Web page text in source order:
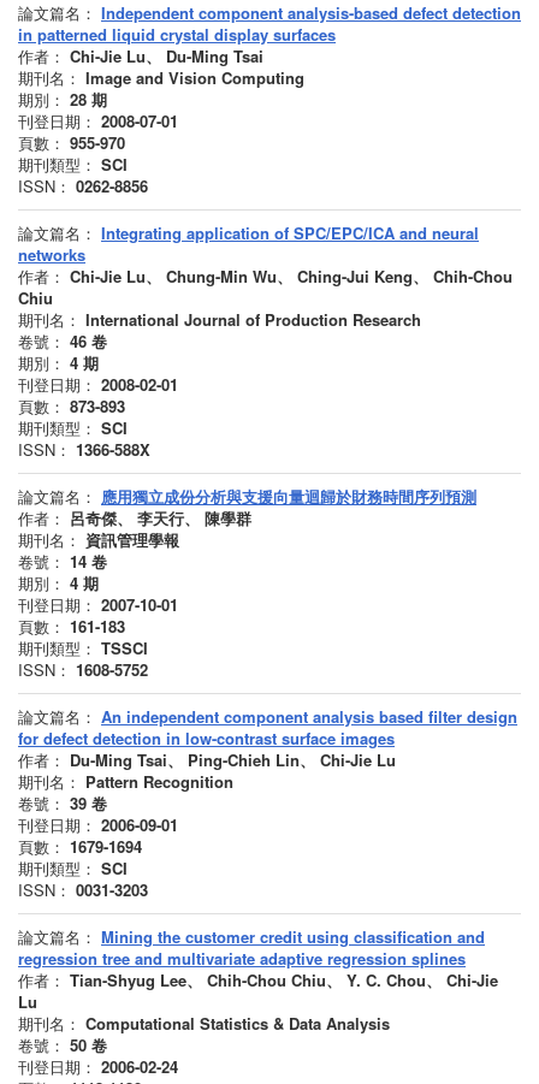
論文篇名： Independent component analysis-based defect detection
in patterned liquid crystal display surfaces
作者： Chi-Jie Lu、 Du-Ming Tsai
期刊名： Image and Vision Computing
期別： 28 期
刊登日期： 2008-07-01
頁數： 955-970
期刊類型： SCI
ISSN： 0262-8856
論文篇名： Integrating application of SPC/EPC/ICA and neural
networks
作者： Chi-Jie Lu、 Chung-Min Wu、 Ching-Jui Keng、 Chih-Chou
Chiu
期刊名： International Journal of Production Research
卷號： 46 卷
期別： 4 期
刊登日期： 2008-02-01
頁數： 873-893
期刊類型： SCI
ISSN： 1366-588X
論文篇名： 應用獨立成份分析與支援向量迴歸於財務時間序列預測
作者： 呂奇傑、 李天行、 陳學群
期刊名： 資訊管理學報
卷號： 14 卷
期別： 4 期
刊登日期： 2007-10-01
頁數： 161-183
期刊類型： TSSCI
ISSN： 1608-5752
論文篇名： An independent component analysis based filter design
for defect detection in low-contrast surface images
作者： Du-Ming Tsai、 Ping-Chieh Lin、 Chi-Jie Lu
期刊名： Pattern Recognition
卷號： 39 卷
刊登日期： 2006-09-01
頁數： 1679-1694
期刊類型： SCI
ISSN： 0031-3203
論文篇名： Mining the customer credit using classification and
regression tree and multivariate adaptive regression splines
作者： Tian-Shyug Lee、 Chih-Chou Chiu、 Y. C. Chou、 Chi-Jie
Lu
期刊名： Computational Statistics & Data Analysis
卷號： 50 卷
刊登日期： 2006-02-24